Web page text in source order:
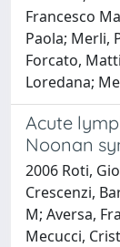
Francesco
Paola; Merli,
Forcato,
Loredana;
Acute
Noonan
2006 Roti,
Crescenzi,
M; Aversa,
Mecucci,